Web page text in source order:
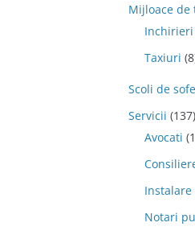
Mijloace
Taxiuri
Scoli de
Servicii (137)
Avocati
Notari